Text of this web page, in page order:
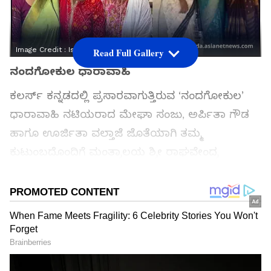
Image Credit : Isntgaram
ನಂದಗೋಕುಲ ಧಾರಾವಾಹಿ
ಕಲರ್ಸ್‌ ಕನ್ನಡದಲ್ಲಿ ಪ್ರಸಾರವಾಗುತ್ತಿರುವ ‘ನಂದಗೋಕುಲ’
ಧಾರಾವಾಹಿ ನಟಿಯರಾದ ಮೇಘಾ ಸಂಜು, ಅರ್ಪಿತಾ ಗೌಡ
ಹಾಗೂ ಊರ್ಜಿತಾ ವಲ್ತಾಜೆ ಜೊತೆಯಾಗಿ ತಮ್ಮ
ಆಯ್ಕೆ ಮಾಡಿಕೊಳ್ಳಿ
Read Full Gallery